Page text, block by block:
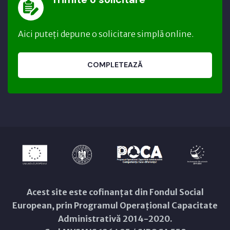
Aici puteți depune o solicitare simplă online.
COMPLETEAZĂ
Acest site este cofinanțat din Fondul Social
European, prin Programul Operațional Capacitate
Administrativă 2014-2020.